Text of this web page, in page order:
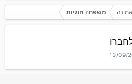
משפחה וזוגיות